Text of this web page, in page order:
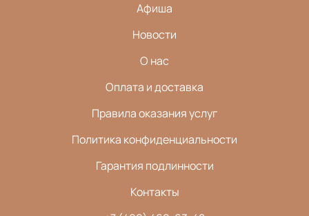
Афиша
Новости
О нас
Оплата и доставка
Правила оказания услуг
Политика конфиденциальности
Гарантия подлинности
Контакты